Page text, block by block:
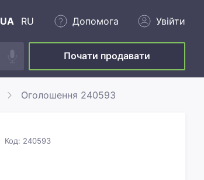
UA RU Допомога Увійти
Почати продавати
Оголошення 240593
Код: 240593